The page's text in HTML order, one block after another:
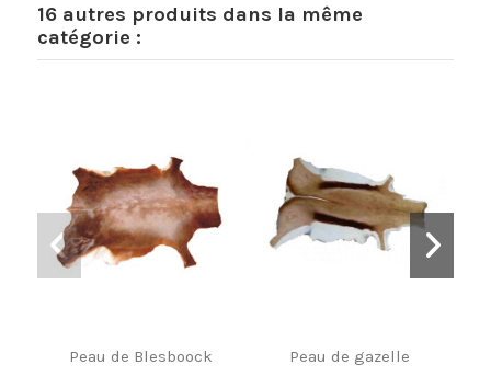
16 autres produits dans la même
catégorie :
Peau de Blesboock Peau de gazelle